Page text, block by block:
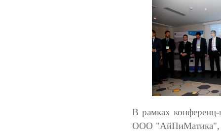
В рамках
ООО "АйПиМатика",